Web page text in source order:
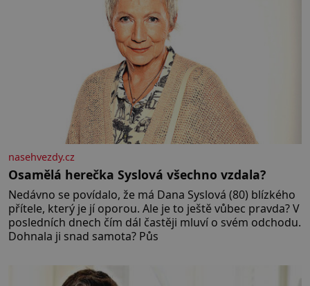
nasehvezdy.cz
Osamělá herečka Syslová všechno vzdala?
Nedávno se povídalo, že má Dana Syslová (80) blízkého
přítele, který je jí oporou. Ale je to ještě vůbec pravda? V
posledních dnech čím dál častěji mluví o svém odchodu.
Dohnala ji snad samota? Půs